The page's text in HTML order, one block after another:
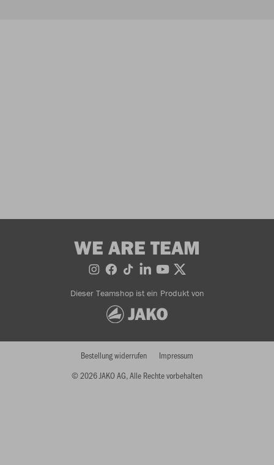
WE ARE TEAM
Dieser Teamshop ist ein Produkt von
© 2026 JAKO AG, Alle Rechte vorbehalten
Bestellung widerrufen Impressum